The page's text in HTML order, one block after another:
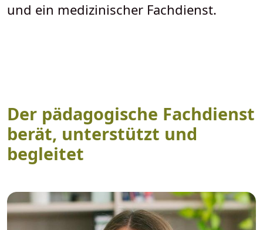
und ein medizinischer Fachdienst.
Der pädagogische Fachdienst
berät, unterstützt und
begleitet